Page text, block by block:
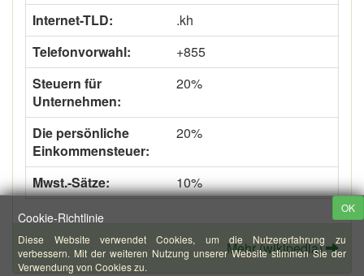
Internet-TLD:
.kh
Telefonvorwahl:
+855
Steuern für
Unternehmen:
20%
Die persönliche
Einkommensteuer:
20%
Mwst.-Sätze: 10%
Mehr (wikipedia)
OK
Cookie-Richtlinie
Diese Website verwendet Cookies, um die Nutzererfahrung zu
verbessern. Mit der weiteren Nutzung unserer Website stimmen Sie der
Verwendung von Cookies zu.